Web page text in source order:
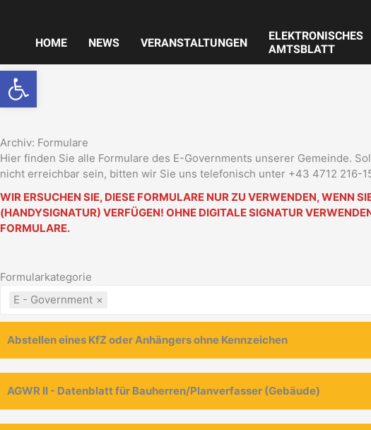
Werkzeugleiste öffnen
springenHOME NEWS VERANSTALTUNGEN
ELEKTRONISCHES
AMTSBLATT
Archiv: Formulare
Hier finden Sie alle Formulare des E-Governments unserer Gemeinde.
nicht erreichbar sein, bitten wir Sie uns telefonisch unter +43 4712 216-
WIR ERSUCHEN SIE, DIESE FORMULARE NUR ZU VERWENDEN, WENN
(HANDYSIGNATUR) VERFÜGEN! OHNE DIGITALE SIGNATUR
FORMULARE.
Formularkategorie
E - Government ×
Abstellen eines KfZ oder Anhängers ohne Kennzeichen
AGWR II - Datenblatt für Bauherren/Planverfasser (Gebäude)